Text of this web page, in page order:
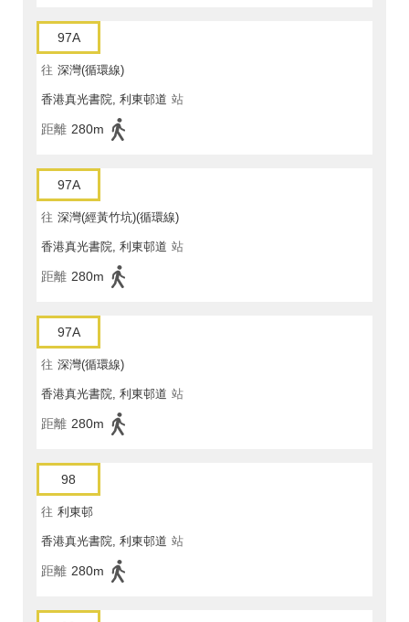
97A
往 深灣(循環線)
香港真光書院, 利東邨道 站
距離 280m
97A
往 深灣(經黃竹坑)(循環線)
香港真光書院, 利東邨道 站
距離 280m
97A
往 深灣(循環線)
香港真光書院, 利東邨道 站
距離 280m
98
往 利東邨
香港真光書院, 利東邨道 站
距離 280m